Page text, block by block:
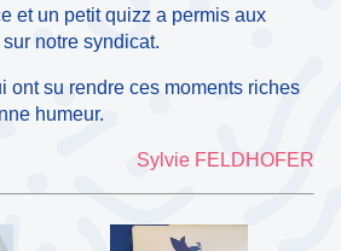
et un petit quizz a permis aux
notre syndicat.
ont su rendre ces moments riches
humeur.
Sylvie FELDHOFER